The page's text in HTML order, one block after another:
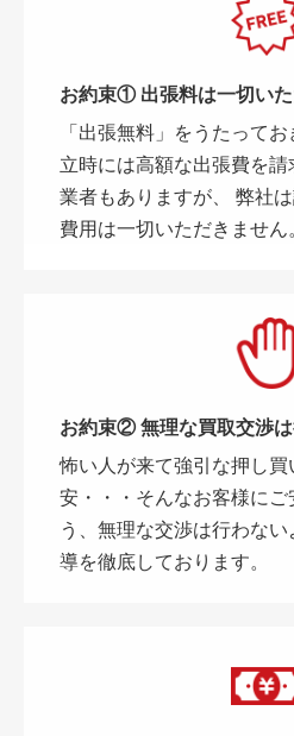
お約束① 出張料は一切いた
「出張無料」をうたって
立時には高額な出張費を
業者もありますが、 弊社
費用は一切いただきません
お約束② 無理な買取交渉は
怖い人が来て強引な押し
安・・・そんなお客様にご
う、無理な交渉は行わな
導を徹底しております。